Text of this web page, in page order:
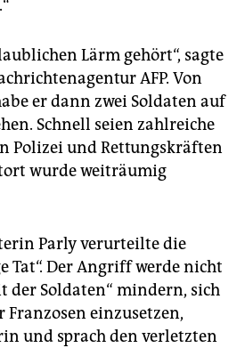
Lärm gehört“, sagte
AFP. Von
er dann zwei Soldaten auf
Schnell seien zahlreiche
Polizei und Rettungskräften
wurde weiträumig
Parly verurteilte die
Tat“. Der Angriff werde nicht
der Soldaten“ mindern, sich
einzusetzen,
und sprach den verletzten